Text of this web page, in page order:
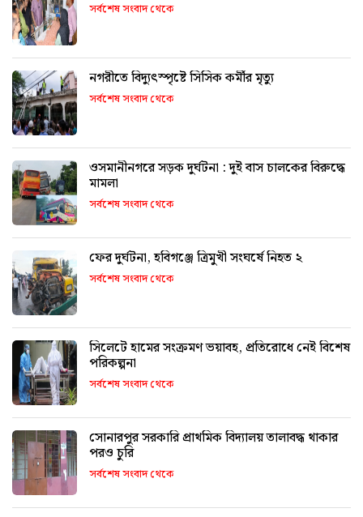
সর্বশেষ সংবাদ থেকে
নগরীতে বিদ্যুৎস্পৃষ্টে সিসিক কর্মীর মৃত্যু
সর্বশেষ সংবাদ থেকে
ওসমানীনগরে সড়ক দুর্ঘটনা : দুই বাস চালকের বিরুদ্ধে
মামলা
সর্বশেষ সংবাদ থেকে
ফের দুর্ঘটনা, হবিগঞ্জে ত্রিমুখী সংঘর্ষে নিহত ২
সর্বশেষ সংবাদ থেকে
সিলেটে হামের সংক্রমণ ভয়াবহ, প্রতিরোধে নেই বিশেষ
পরিকল্পনা
সর্বশেষ সংবাদ থেকে
সোনারপুর সরকারি প্রাথমিক বিদ্যালয় তালাবদ্ধ থাকার
পরও চুরি
সর্বশেষ সংবাদ থেকে